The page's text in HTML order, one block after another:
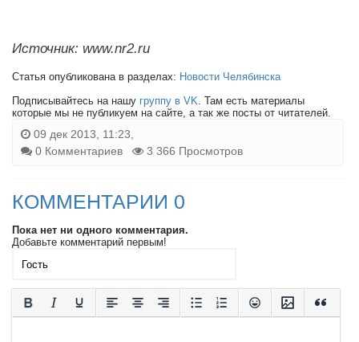
Источник: www.nr2.ru
Статья опубликована в разделах: Новости Челябинска
Подписывайтесь на нашу группу в VK. Там есть материалы
которые мы не публикуем на сайте, а так же посты от читателей.
09 дек 2013, 11:23,
0 Комментариев
3 366 Просмотров
КОММЕНТАРИИ 0
Пока нет ни одного комментария.
Добавьте комментарий первым!